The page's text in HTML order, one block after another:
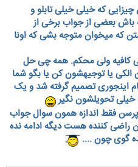
که خیلی خیلی تابلو و
بعضی از جواب برخی از
که میخوان متوجه بشی که اونا
کافیه ولی محکم. همه چی حل
الکی یا توجیهشون کن یا بگو شما
اینجوری تصمیم گرفته شد و یک
تحویلشون نگیر
فقط اندازه همون سوال جواب
راضی کننده هست دیگه ادامه نده
گوی چون ....